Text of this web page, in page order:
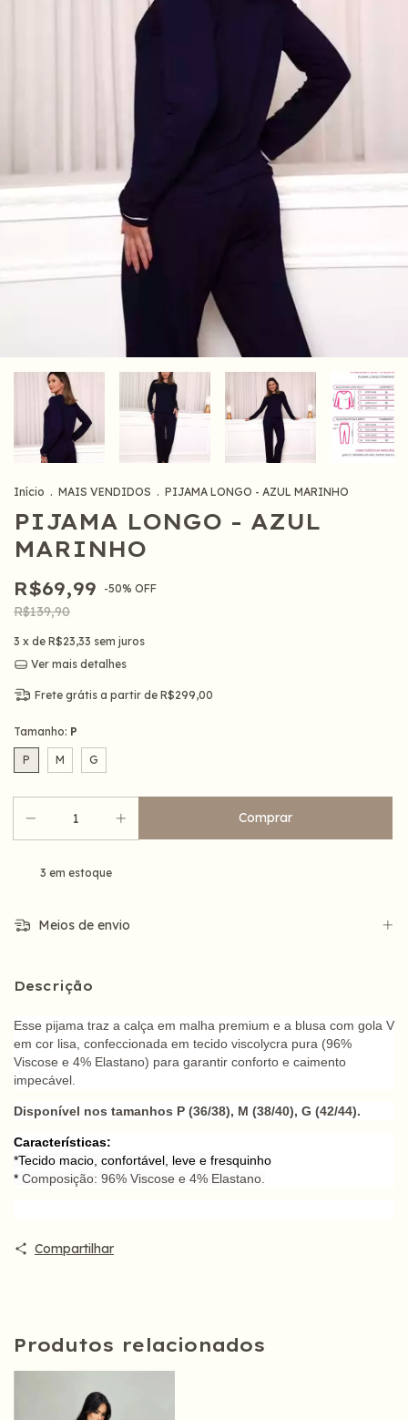
Início . MAIS VENDIDOS . PIJAMA LONGO - AZUL MARINHO
PIJAMA LONGO - AZUL
MARINHO
R$69,99 -50% OFF
R$139,90
3 x de R$23,33 sem juros
Ver mais detalhes
Frete grátis a partir de R$299,00
Tamanho: P
P M G
3 em estoque
Meios de envio
Descrição
Esse pijama traz a calça em malha premium e a blusa com gola V
em cor lisa, confeccionada em tecido viscolycra pura (96%
Viscose e 4% Elastano) para garantir conforto e caimento
impecável.
Disponível nos tamanhos P (36/38), M (38/40), G (42/44).
Características:
*Tecido macio, confortável, leve e fresquinho
* Composição: 96% Viscose e 4% Elastano.
Compartilhar
Produtos relacionados